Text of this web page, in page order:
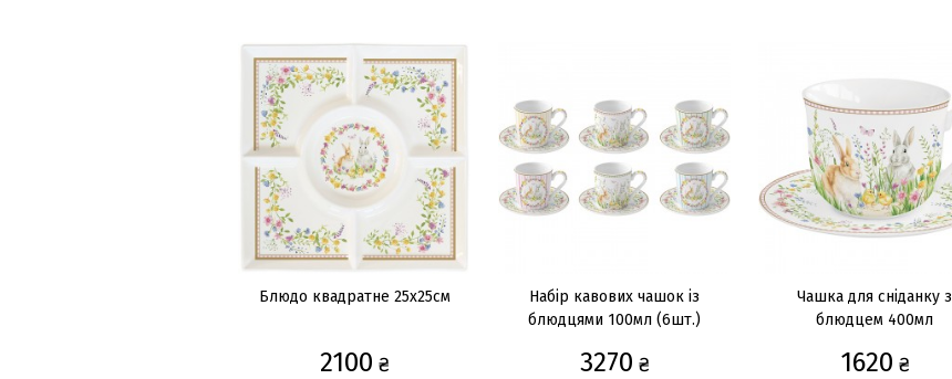
Блюдо квадратне 25х25см
2100 ₴
Набір кавових чашок із
блюдцями 100мл (6шт.)
3270 ₴
Чашка для сніданку з
блюдцем 400мл
1620 ₴